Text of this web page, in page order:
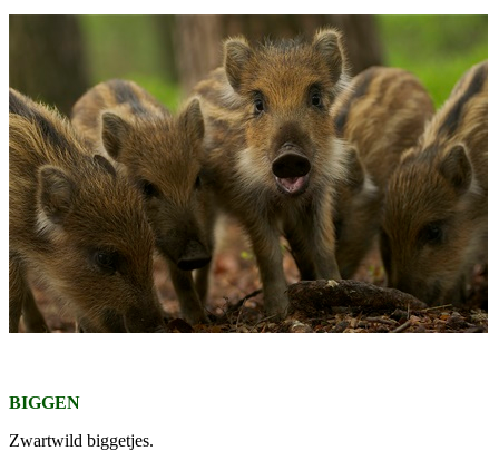
BIGGEN
Zwartwild biggetjes.